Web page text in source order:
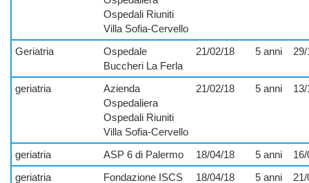
Ospedali Riuniti
Villa Sofia-Cervello
Geriatria
Ospedale
Buccheri La Ferla
21/02/18 5 anni 29/
geriatria
Azienda
Ospedaliera
Ospedali Riuniti
Villa Sofia-Cervello
21/02/18 5 anni
geriatria ASP 6 di Palermo 18/04/18 5 anni
geriatria
Fondazione ISCS
18/04/18 5 anni 21/